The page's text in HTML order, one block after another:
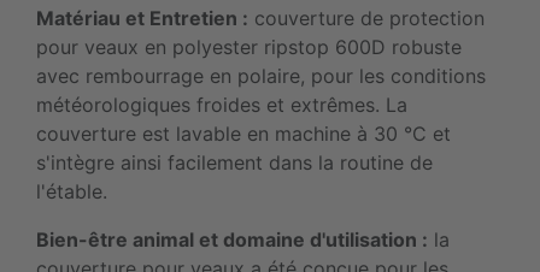
Matériau et Entretien : couverture de protection
pour veaux en polyester ripstop 600D robuste
avec rembourrage en polaire, pour les conditions
météorologiques froides et extrêmes. La
couverture est lavable en machine à 30 °C et
s'intègre ainsi facilement dans la routine de
l'étable.
Bien-être animal et domaine d'utilisation : la